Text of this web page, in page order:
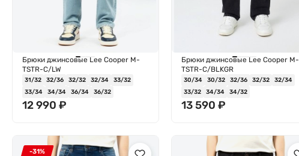
Брюки джинсовые Lee Cooper M-
TSTR-C/LW
31/32 32/36 32/32 32/34
33/32
33/34
34/34 36/34 36/32
12 990 ₽
Брюки джинсовые Lee Cooper M-
TSTR-C/BLKGR
30/34 30/32 32/36 32/32
32/34
33/32
34/34 34/32
13 590 ₽
-31%